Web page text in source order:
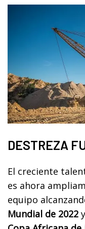
DESTREZA
El creciente
es ahora
equipo
Mundial de 2022